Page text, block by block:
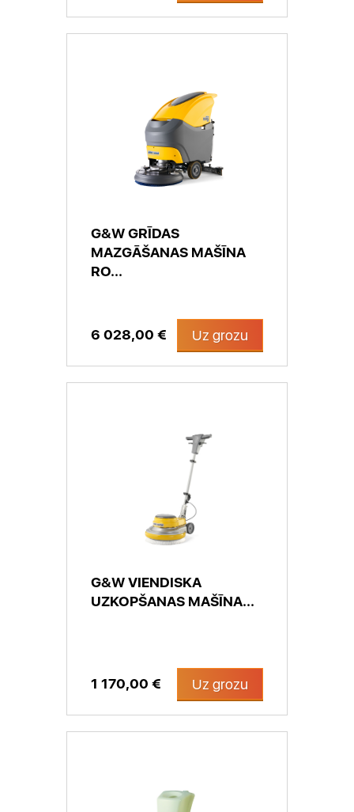
G&W GRĪDAS
MAZGĀŠANAS MAŠĪNA
RO...
6 028,00 € Uz grozu
G&W VIENDISKA
UZKOPŠANAS MAŠĪNA...
1 170,00 € Uz grozu